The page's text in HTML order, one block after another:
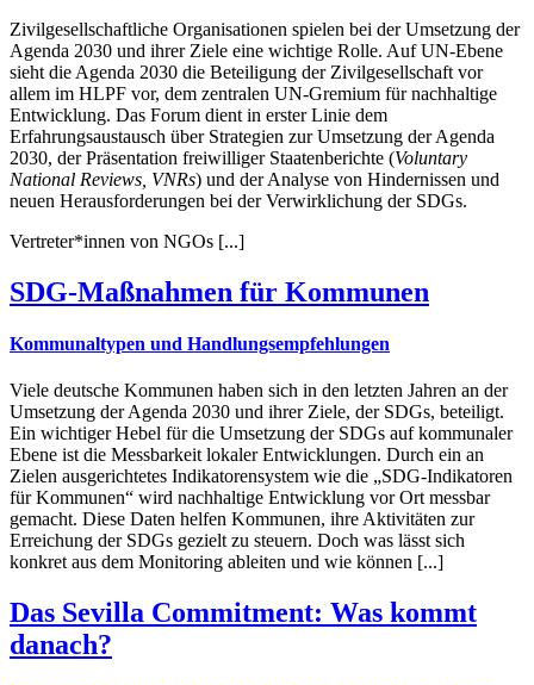
Zivilgesellschaftliche Organisationen spielen bei der Umsetzung der
Agenda 2030 und ihrer Ziele eine wichtige Rolle. Auf UN-Ebene
sieht die Agenda 2030 die Beteiligung der Zivilgesellschaft vor
allem im HLPF vor, dem zentralen UN-Gremium für nachhaltige
Entwicklung. Das Forum dient in erster Linie dem
Erfahrungsaustausch über Strategien zur Umsetzung der Agenda
2030, der Präsentation freiwilliger Staatenberichte (Voluntary
National Reviews, VNRs) und der Analyse von Hindernissen und
neuen Herausforderungen bei der Verwirklichung der SDGs.
Vertreter*innen von NGOs [...]
SDG-Maßnahmen für Kommunen
Kommunaltypen und Handlungsempfehlungen
Viele deutsche Kommunen haben sich in den letzten Jahren an der
Umsetzung der Agenda 2030 und ihrer Ziele, der SDGs, beteiligt.
Ein wichtiger Hebel für die Umsetzung der SDGs auf kommunaler
Ebene ist die Messbarkeit lokaler Entwicklungen. Durch ein an
Zielen ausgerichtetes Indikatorensystem wie die „SDG-Indikatoren
für Kommunen“ wird nachhaltige Entwicklung vor Ort messbar
gemacht. Diese Daten helfen Kommunen, ihre Aktivitäten zur
Erreichung der SDGs gezielt zu steuern. Doch was lässt sich
konkret aus dem Monitoring ableiten und wie können [...]
Das Sevilla Commitment: Was kommt
danach?